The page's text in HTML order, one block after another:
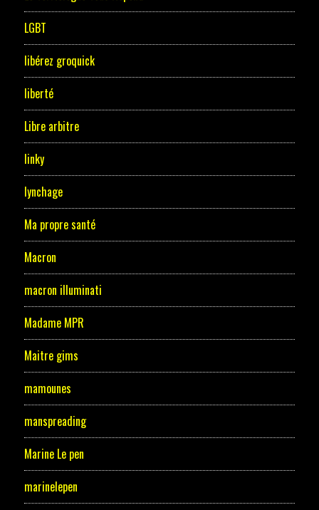
LGBT
libérez groquick
liberté
Libre arbitre
linky
lynchage
Ma propre santé
Macron
macron illuminati
Madame MPR
Maitre gims
mamounes
manspreading
Marine Le pen
marinelepen